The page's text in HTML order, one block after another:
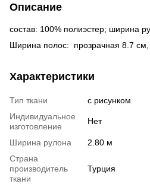
Описание
состав: 100% полиэстер; ширина
Ширина полос: прозрачная 8.7
Характеристики
Тип ткани
с рисунком
Индивидуальное
изготовление
Нет
Ширина рулона
2.80 м
Страна
производитель
ткани
Турция